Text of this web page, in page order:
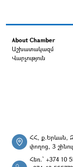
About Chamber
Աշխատակազմ
Վարչություն
ՀՀ, ք.Երևան,
փողոց, 3
Հեռ.՝ +374 10